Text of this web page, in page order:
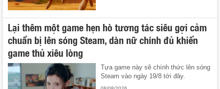
Lại thêm một game hẹn hò tương tác siêu gợi cảm
chuẩn bị lên sóng Steam, dàn nữ chính đủ khiến
game thủ xiêu lòng
Tựa game này sẽ chính thức lên sóng
Steam vào ngày 19/8 tới đây.